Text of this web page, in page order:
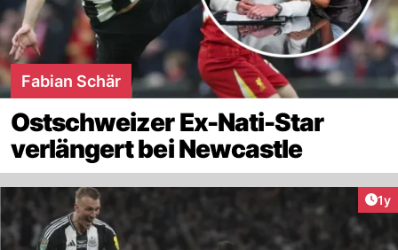
Fabian Schär
Ostschweizer Ex-Nati-Star
verlängert bei Newcastle
1y